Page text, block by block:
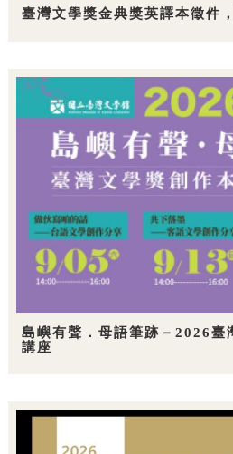
臺灣文學獎金典獎英譯本徵件
島嶼有聲．母語筆跡－2026臺
講座